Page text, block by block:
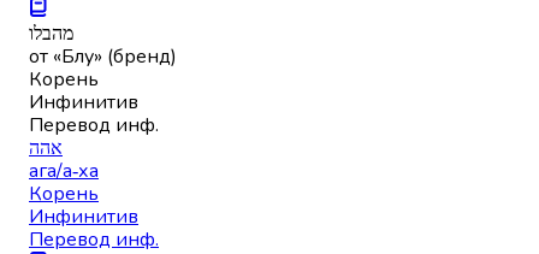
מהבלו
от «Блу» (бренд)
Корень
Инфинитив
Перевод инф.
אהה
ага/а‑ха
Корень
Инфинитив
Перевод инф.